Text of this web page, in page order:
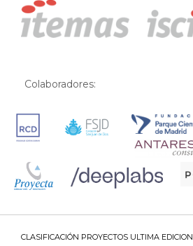
Colaboradores:
CLASIFICACIÓN PROYECTOS ULTIMA EDICION